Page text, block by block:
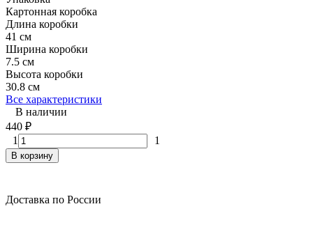
Картонная коробка
Длина коробки
41 см
Ширина коробки
7.5 см
Высота коробки
30.8 см
Все характеристики
В наличии
440 ₽
1
1
В корзину
Доставка по России